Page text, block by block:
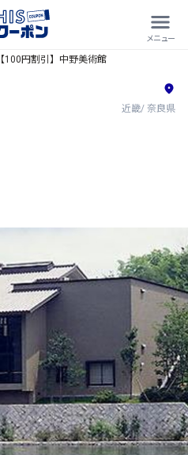
【100円割引】中野美術館
近畿/ 奈良県